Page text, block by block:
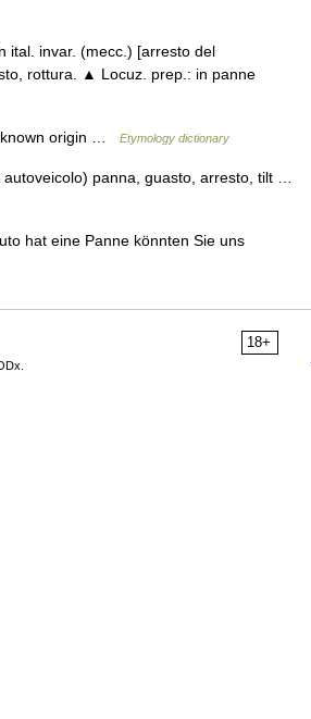
ital. invar. (mecc.) [arresto del
rottura. ▲ Locuz. prep.: in panne
origin … Etymology dictionary
panna, guasto, arresto, tilt …
hat eine Panne könnten Sie uns
18+